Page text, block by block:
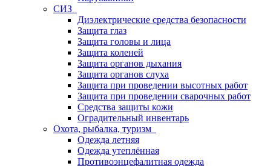
СИЗ
Диэлектрические средства безопасности
Защита глаз
Защита головы и лица
Защита коленей
Защита органов дыхания
Защита органов слуха
Защита при проведении высотных работ
Защита при проведении сварочных работ
Средства защиты кожи
Оградительный инвентарь
Охота, рыбалка, туризм
Одежда летняя
Одежда утеплённая
Противоэнцефалитная одежда